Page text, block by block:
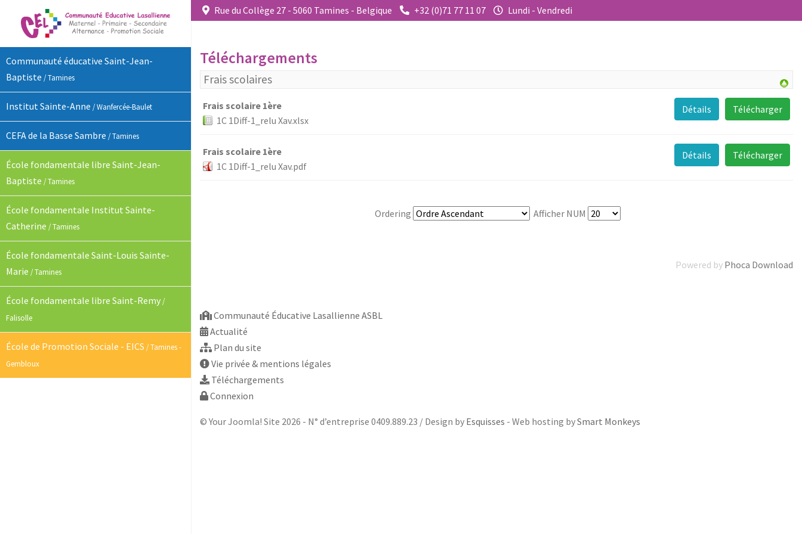
Communauté éducative Saint-Jean-
Baptiste / Tamines
Institut Sainte-Anne / Wanfercée-Baulet
CEFA de la Basse Sambre / Tamines
École fondamentale libre Saint-Jean-
Baptiste / Tamines
École fondamentale Institut Sainte-
Catherine / Tamines
École fondamentale Saint-Louis Sainte-
Marie / Tamines
École fondamentale libre Saint-Remy /
Falisolle
École de Promotion Sociale - EICS / Tamines -
Gembloux
Rue du Collège 27 - 5060 Tamines - Belgique +32 (0)71 77 11 07 Lundi - Vendredi
Téléchargements
Frais scolaires
Frais scolaire 1ère
1C 1Diff-1_relu Xav.xlsx
Télécharger
Détails
Frais scolaire 1ère
1C 1Diff-1_relu Xav.pdf
Télécharger
Détails
Ordering Afficher NUM
Powered by Phoca Download
Communauté Éducative Lasallienne ASBL
Actualité
Plan du site
Vie privée & mentions légales
Téléchargements
Connexion
© Your Joomla! Site 2026 - N° d’entreprise 0409.889.23 / Design by Esquisses - Web hosting bySmart Monkeys